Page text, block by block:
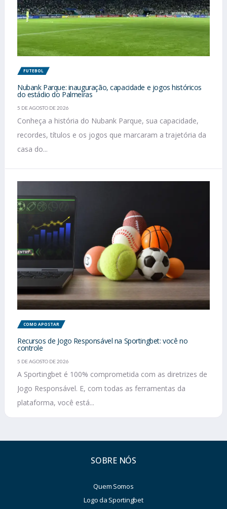
FUTEBOL
Nubank Parque: inauguração, capacidade e jogos históricos
do estádio do Palmeiras
5 DE AGOSTO DE 2026
Conheça a história do Nubank Parque, sua capacidade,
recordes, títulos e os jogos que marcaram a trajetória da
casa do...
COMO APOSTAR
Recursos de Jogo Responsável na Sportingbet: você no
controle
5 DE AGOSTO DE 2026
A Sportingbet é 100% comprometida com as diretrizes de
Jogo Responsável. E, com todas as ferramentas da
plataforma, você está...
SOBRE NÓS
Quem Somos
Logo da Sportingbet